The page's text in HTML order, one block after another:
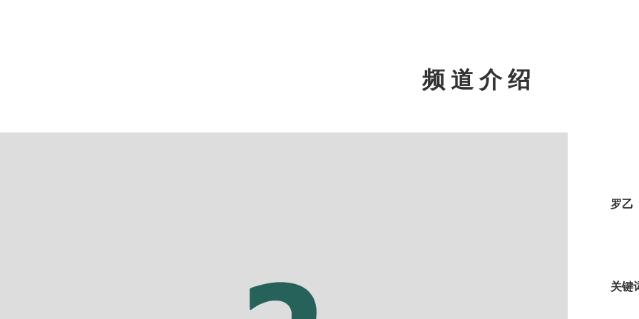
频道介绍
罗乙
关键